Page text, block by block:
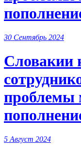
30 Сентябрь 2024
Словакии
проблемы
5 Август 2024